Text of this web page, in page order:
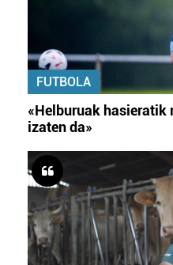
FUTBOLA
«Helburuak hasieratik
izaten da»